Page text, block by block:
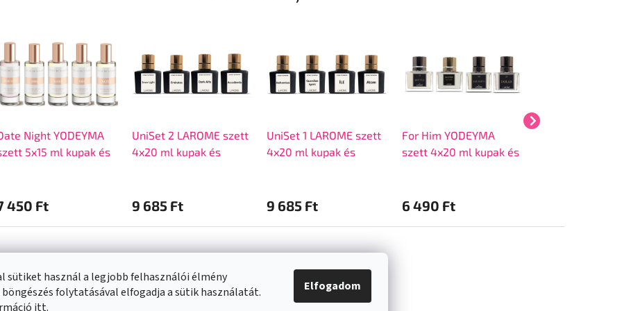
sütiket használ a legjobb felhasználói élmény
böngészés folytatásával elfogadja a sütik használatát.
itt.
Elfogadom
Night YODEYMA
5x15 ml kupak és
450 Ft
UniSet 2 LAROME szett
4x20 ml kupak és
9 685 Ft
UniSet 1 LAROME szett
4x20 ml kupak és
9 685 Ft
For Him YODEYMA
szett 4x20 ml kupak és
6 490 Ft
vásárlásról